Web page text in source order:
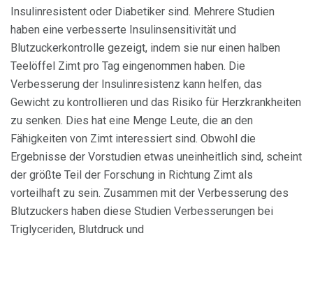
Insulinresistent oder Diabetiker sind. Mehrere Studien
haben eine verbesserte Insulinsensitivität und
Blutzuckerkontrolle gezeigt, indem sie nur einen halben
Teelöffel Zimt pro Tag eingenommen haben. Die
Verbesserung der Insulinresistenz kann helfen, das
Gewicht zu kontrollieren und das Risiko für Herzkrankheiten
zu senken. Dies hat eine Menge Leute, die an den
Fähigkeiten von Zimt interessiert sind. Obwohl die
Ergebnisse der Vorstudien etwas uneinheitlich sind, scheint
der größte Teil der Forschung in Richtung Zimt als
vorteilhaft zu sein. Zusammen mit der Verbesserung des
Blutzuckers haben diese Studien Verbesserungen bei
Triglyceriden, Blutdruck und